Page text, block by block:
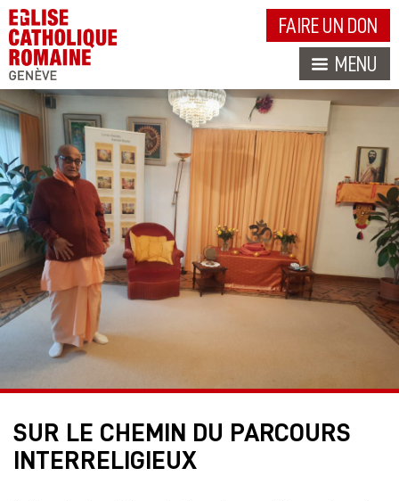
FAIRE UN DON
MENU
SUR LE CHEMIN DU PARCOURS
INTERRELIGIEUX